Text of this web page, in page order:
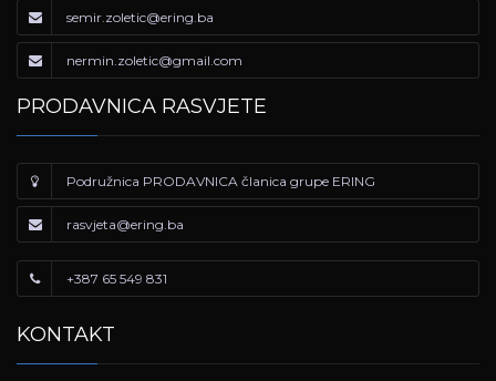
semir.zoletic@ering.ba
nermin.zoletic@gmail.com
PRODAVNICA RASVJETE
Podružnica PRODAVNICA članica grupe ERING
rasvjeta@ering.ba
+387 65 549 831
KONTAKT